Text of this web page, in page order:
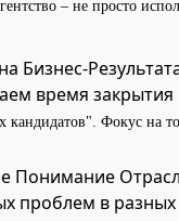
– не просто
Бизнес-
время
кандидатов". Фокус на
Понимание
проблем в